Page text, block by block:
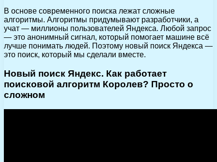
В основе современного поиска лежат сложные
алгоритмы. Алгоритмы придумывают разработчики, а
учат — миллионы пользователей Яндекса. Любой запрос
— это анонимный сигнал, который помогает машине всё
лучше понимать людей. Поэтому новый поиск Яндекса —
это поиск, который мы сделали вместе.
Новый поиск Яндекс. Как работает
поисковой алгоритм Королев? Просто о
сложном